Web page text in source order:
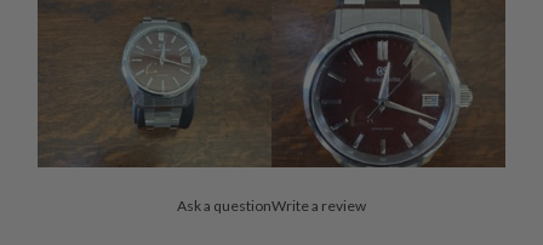
Ask a questionWrite a review